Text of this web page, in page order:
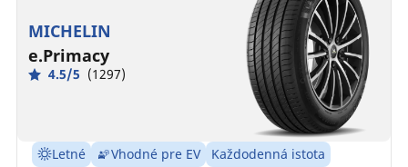
MICHELIN
e.Primacy
4.5/5 (1297)
Letné Vhodné pre EV
Každodenná istota